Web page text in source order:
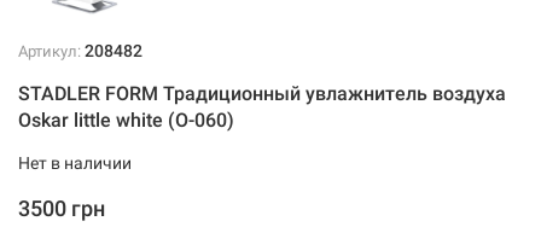
Артикул: 208482
STADLER FORM Традиционный увлажнитель воздуха
Oskar little white (O-060)
Нет в наличии
3500 грн